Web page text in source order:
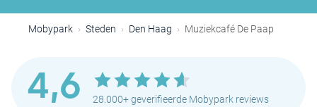
Mobypark Steden Den Haag Muziekcafé De Paap
4,6 28.000+ geverifieerde Mobypark reviews